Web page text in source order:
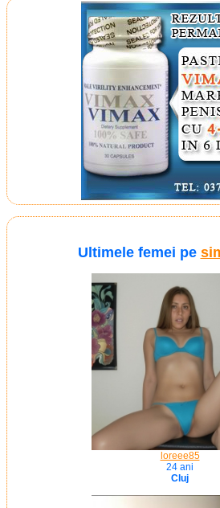
Ultimele femei pe
loreee85
24 ani
Cluj